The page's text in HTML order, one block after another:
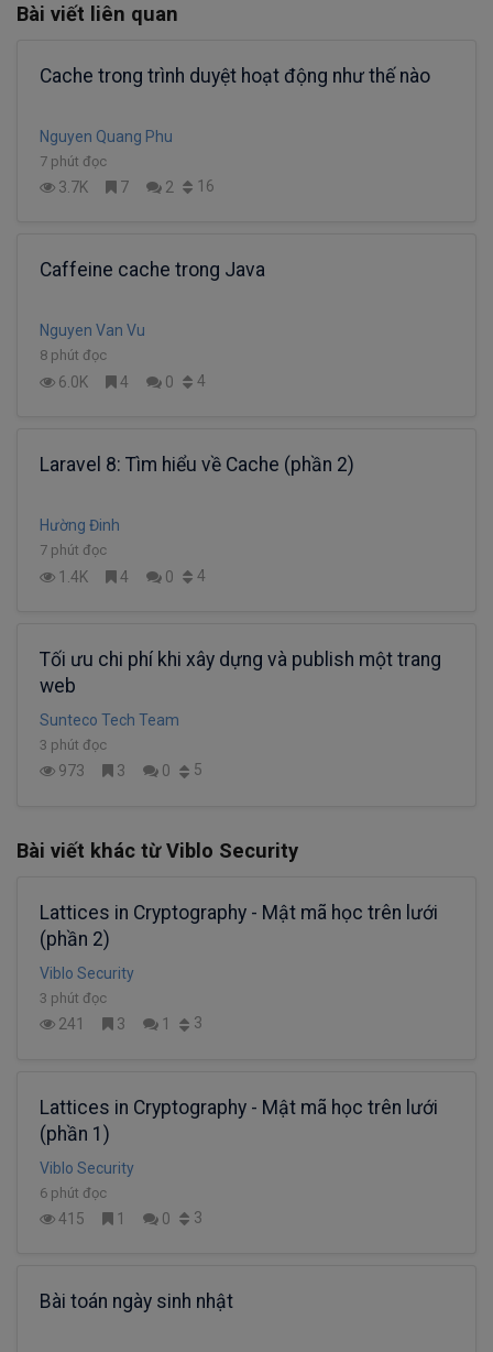
Bài viết liên quan
Cache trong trình duyệt hoạt động như thế nào
Nguyen Quang Phu
7 phút đọc
3.7K 7 2 16
Caffeine cache trong Java
Nguyen Van Vu
8 phút đọc
6.0K 4 0 4
Laravel 8: Tìm hiểu về Cache (phần 2)
Hường Đinh
7 phút đọc
1.4K 4 0 4
Tối ưu chi phí khi xây dựng và publish một trang
web
Sunteco Tech Team
3 phút đọc
973 3 0 5
Bài viết khác từ Viblo Security
Lattices in Cryptography - Mật mã học trên lưới
(phần 2)
Viblo Security
3 phút đọc
241 3 1 3
Lattices in Cryptography - Mật mã học trên lưới
(phần 1)
Viblo Security
6 phút đọc
415 1 0 3
Bài toán ngày sinh nhật